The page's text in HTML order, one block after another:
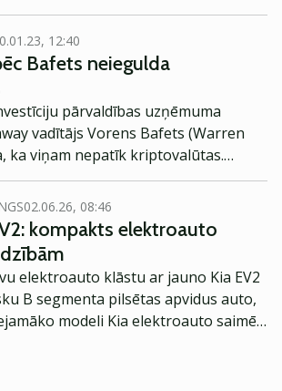
kas noved pie kopējiem
milj. dolāru apmērā, ziņo BBC.
12:40
Bafets neiegulda
pārvaldības uzņēmuma
vadītājs Vorens Bafets (Warren
ka viņam nepatīk kriptovalūtas.
viedoklis nav mainījies. Apkopojam
kas pamato šo nostāju!
02.06.26, 08:46
kompakts elektroauto
elektroauto klāstu ar jauno Kia EV2
B segmenta pilsētas apvidus auto,
modeli Kia elektroauto saimē